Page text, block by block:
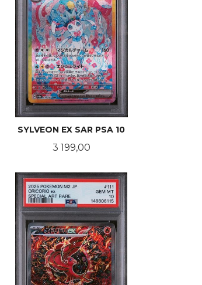
SYLVEON EX SAR PSA 10
Pris
3 199,00
KJØP